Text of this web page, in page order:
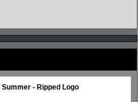
- Ripped Logo